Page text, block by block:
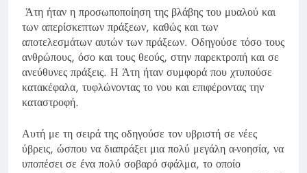
Άτη ήταν η προσωποποίηση της βλάβης του μυαλού και
των απερίσκεπτων πράξεων, καθώς και των
αποτελεσμάτων αυτών των πράξεων. Οδηγούσε τόσο τους
ανθρώπους, όσο και τους θεούς, στην παρεκτροπή και σε
ανεύθυνες πράξεις. Η Άτη ήταν συμφορά που χτυπούσε
κατακέφαλα, τυφλώνοντας το νου και επιφέροντας την
καταστροφή.
Αυτή με τη σειρά της οδηγούσε τον υβριστή σε νέες
ύβρεις, ώσπου να διαπράξει μια πολύ μεγάλη α-νοησία, να
υποπέσει σε ένα πολύ σοβαρό σφάλμα, το οποίο